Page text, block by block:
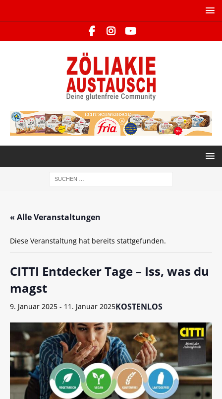
« Alle Veranstaltungen
Diese Veranstaltung hat bereits stattgefunden.
CITTI Entdecker Tage – Iss, was du
magst
9. Januar 2025 - 11. Januar 2025KOSTENLOS